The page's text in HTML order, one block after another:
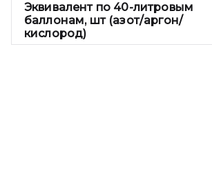
Эквивалент по 40-литровым
баллонам, шт (азот/аргон/
кислород)